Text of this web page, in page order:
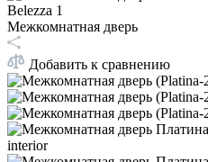
Belezza 1
Межкомнатная дверь
Добавить к сравнению